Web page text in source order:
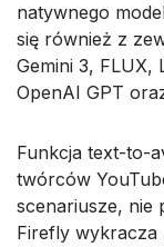
natywnego
się również z
Gemini 3, FLUX,
OpenAI GPT
Funkcja text-to-
twórców
scenariusze, nie
Firefly wykracza